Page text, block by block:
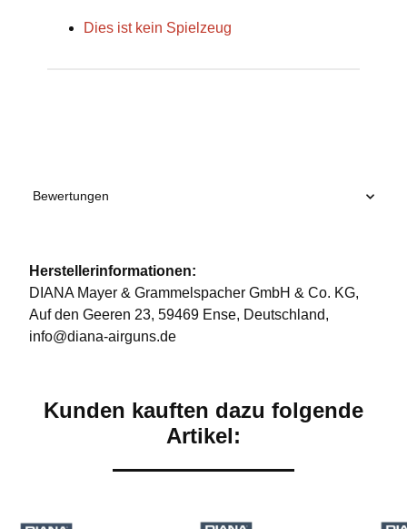
Dies ist kein Spielzeug
Bewertungen
Herstellerinformationen:
DIANA Mayer & Grammelspacher GmbH & Co. KG,
Auf den Geeren 23, 59469 Ense, Deutschland,
info@diana-airguns.de
Kunden kauften dazu folgende
Artikel: